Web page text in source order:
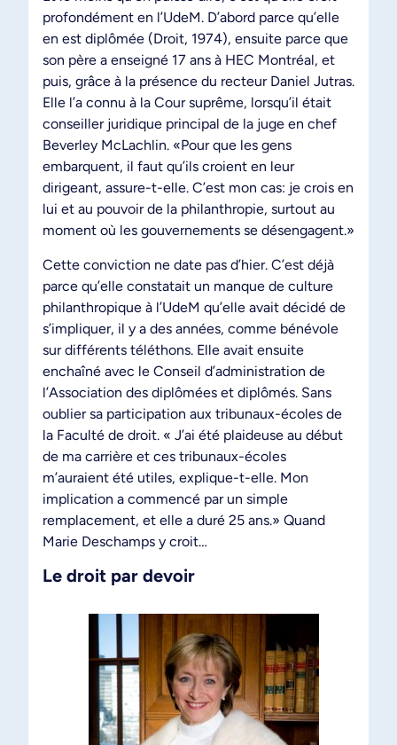
profondément en l’UdeM. D’abord parce qu’elle
en est diplômée (Droit, 1974), ensuite parce que
son père a enseigné 17 ans à HEC Montréal, et
puis, grâce à la présence du recteur Daniel Jutras.
Elle l’a connu à la Cour suprême, lorsqu’il était
conseiller juridique principal de la juge en chef
Beverley McLachlin. «Pour que les gens
embarquent, il faut qu’ils croient en leur
dirigeant, assure-t-elle. C’est mon cas: je crois en
lui et au pouvoir de la philanthropie, surtout au
moment où les gouvernements se désengagent.»
Cette conviction ne date pas d’hier. C’est déjà
parce qu’elle constatait un manque de culture
philanthropique à l’UdeM qu’elle avait décidé de
s’impliquer, il y a des années, comme bénévole
sur différents téléthons. Elle avait ensuite
enchaîné avec le Conseil d’administration de
l’Association des diplômées et diplômés. Sans
oublier sa participation aux tribunaux-écoles de
la Faculté de droit. « J’ai été plaideuse au début
de ma carrière et ces tribunaux-écoles
m’auraient été utiles, explique-t-elle. Mon
implication a commencé par un simple
remplacement, et elle a duré 25 ans.» Quand
Marie Deschamps y croit…
Le droit par devoir